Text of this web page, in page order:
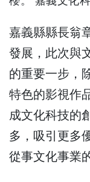
嘉義縣縣長翁
發展，此次與
的重要一步，
特色的影視作
成文化科技的
多，吸引更多
從事文化事業